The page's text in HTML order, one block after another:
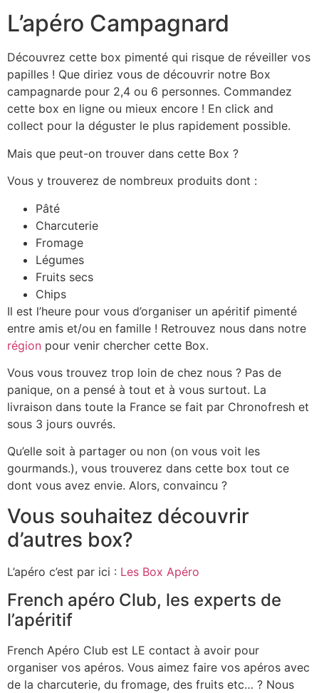
L’apéro Campagnard
Découvrez cette box pimenté qui risque de réveiller vos
papilles ! Que diriez vous de découvrir notre Box
campagnarde pour 2,4 ou 6 personnes. Commandez
cette box en ligne ou mieux encore ! En click and
collect pour la déguster le plus rapidement possible.
Mais que peut-on trouver dans cette Box ?
Vous y trouverez de nombreux produits dont :
Pâté
Charcuterie
Fromage
Légumes
Fruits secs
Chips
Il est l’heure pour vous d’organiser un apéritif pimenté
entre amis et/ou en famille ! Retrouvez nous dans notre
région pour venir chercher cette Box.
Vous vous trouvez trop loin de chez nous ? Pas de
panique, on a pensé à tout et à vous surtout. La
livraison dans toute la France se fait par Chronofresh et
sous 3 jours ouvrés.
Qu’elle soit à partager ou non (on vous voit les
gourmands.), vous trouverez dans cette box tout ce
dont vous avez envie. Alors, convaincu ?
Vous souhaitez découvrir
d’autres box?
L’apéro c’est par ici : Les Box Apéro
French apéro Club, les experts de
l’apéritif
French Apéro Club est LE contact à avoir pour
organiser vos apéros. Vous aimez faire vos apéros avec
de la charcuterie, du fromage, des fruits etc… ? Nous